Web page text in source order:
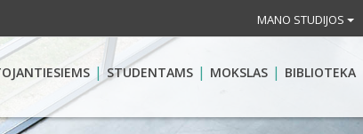
MANO STUDIJOS
STUDENTAMS MOKSLAS BIBLIOTEKA